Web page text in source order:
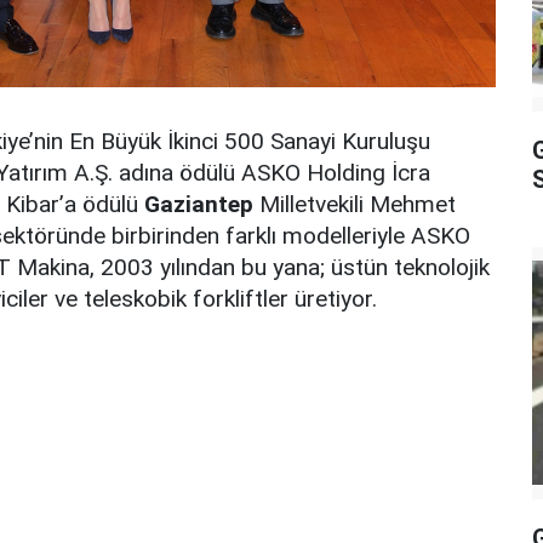
En Büyük İkinci 500 Sanayi Kuruluşu
A.Ş. adına ödülü ASKO Holding İcra
ödülü Gaziantep Milletvekili Mehmet
birbirinden farklı modelleriyle ASKO
2003 yılından bu yana; üstün teknolojik
ve teleskobik forkliftler üretiyor.